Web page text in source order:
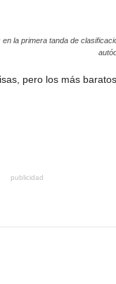
la primera tanda de
pero los más
publicidad